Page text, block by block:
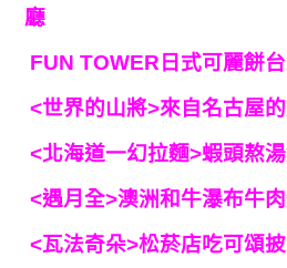
廳
FUN TOWER日式可麗餅
<世界的山將>來自名古屋
<北海道一幻拉麵>蝦頭熬
<遇月全>澳洲和牛瀑布牛
<瓦法奇朵>松菸店吃可頌